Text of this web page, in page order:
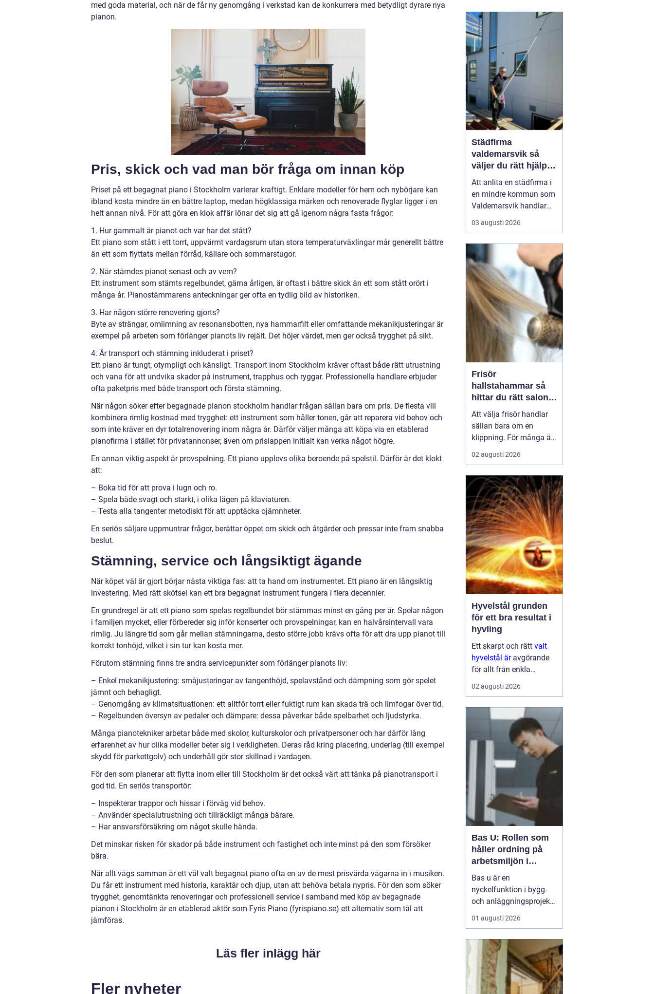
med goda material, och när de får ny genomgång i verkstad kan de konkurrera med betydligt dyrare nya
pianon.
Pris, skick och vad man bör fråga om innan köp
Priset på ett begagnat piano i Stockholm varierar kraftigt. Enklare modeller för hem och nybörjare kan
ibland kosta mindre än en bättre laptop, medan högklassiga märken och renoverade flyglar ligger i en
helt annan nivå. För att göra en klok affär lönar det sig att gå igenom några fasta frågor:
1. Hur gammalt är pianot och var har det stått?
Ett piano som stått i ett torrt, uppvärmt vardagsrum utan stora temperaturväxlingar mår generellt bättre
än ett som flyttats mellan förråd, källare och sommarstugor.
2. När stämdes pianot senast och av vem?
Ett instrument som stämts regelbundet, gärna årligen, är oftast i bättre skick än ett som stått orört i
många år. Pianostämmarens anteckningar ger ofta en tydlig bild av historiken.
3. Har någon större renovering gjorts?
Byte av strängar, omlimning av resonansbotten, nya hammarfilt eller omfattande mekanikjusteringar är
exempel på arbeten som förlänger pianots liv rejält. Det höjer värdet, men ger också trygghet på sikt.
4. Är transport och stämning inkluderat i priset?
Ett piano är tungt, otympligt och känsligt. Transport inom Stockholm kräver oftast både rätt utrustning
och vana för att undvika skador på instrument, trapphus och ryggar. Professionella handlare erbjuder
ofta paketpris med både transport och första stämning.
När någon söker efter begagnade pianon stockholm handlar frågan sällan bara om pris. De flesta vill
kombinera rimlig kostnad med trygghet: ett instrument som håller tonen, går att reparera vid behov och
som inte kräver en dyr totalrenovering inom några år. Därför väljer många att köpa via en etablerad
pianofirma i stället för privatannonser, även om prislappen initialt kan verka något högre.
En annan viktig aspekt är provspelning. Ett piano upplevs olika beroende på spelstil. Därför är det klokt
att:
– Boka tid för att prova i lugn och ro.
– Spela både svagt och starkt, i olika lägen på klaviaturen.
– Testa alla tangenter metodiskt för att upptäcka ojämnheter.
En seriös säljare uppmuntrar frågor, berättar öppet om skick och åtgärder och pressar inte fram snabba
beslut.
Stämning, service och långsiktigt ägande
När köpet väl är gjort börjar nästa viktiga fas: att ta hand om instrumentet. Ett piano är en långsiktig
investering. Med rätt skötsel kan ett bra begagnat instrument fungera i flera decennier.
En grundregel är att ett piano som spelas regelbundet bör stämmas minst en gång per år. Spelar någon
i familjen mycket, eller förbereder sig inför konserter och provspelningar, kan en halvårsintervall vara
rimlig. Ju längre tid som går mellan stämningarna, desto större jobb krävs ofta för att dra upp pianot till
korrekt tonhöjd, vilket i sin tur kan kosta mer.
Förutom stämning finns tre andra servicepunkter som förlänger pianots liv:
– Enkel mekanikjustering: småjusteringar av tangenthöjd, spelavstånd och dämpning som gör spelet
jämnt och behagligt.
– Genomgång av klimatsituationen: ett alltför torrt eller fuktigt rum kan skada trä och limfogar över tid.
– Regelbunden översyn av pedaler och dämpare: dessa påverkar både spelbarhet och ljudstyrka.
Många pianotekniker arbetar både med skolor, kulturskolor och privatpersoner och har därför lång
erfarenhet av hur olika modeller beter sig i verkligheten. Deras råd kring placering, underlag (till exempel
skydd för parkettgolv) och underhåll gör stor skillnad i vardagen.
För den som planerar att flytta inom eller till Stockholm är det också värt att tänka på pianotransport i
god tid. En seriös transportör:
– Inspekterar trappor och hissar i förväg vid behov.
– Använder specialutrustning och tillräckligt många bärare.
– Har ansvarsförsäkring om något skulle hända.
Det minskar risken för skador på både instrument och fastighet och inte minst på den som försöker
bära.
När allt vägs samman är ett väl valt begagnat piano ofta en av de mest prisvärda vägarna in i musiken.
Du får ett instrument med historia, karaktär och djup, utan att behöva betala nypris. För den som söker
trygghet, genomtänkta renoveringar och professionell service i samband med köp av begagnade
pianon i Stockholm är en etablerad aktör som Fyris Piano (fyrispiano.se) ett alternativ som tål att
jämföras.
Läs fler inlägg här
Fler nyheter
människor som vet vad
de gör. När ansvariga i
bygg- och
fastighetsbranschen får
rätt kunskap om
brandskydd minskar
risken för fel som ...
Städfirma
valdemarsvik så
väljer du rätt hjälp
för hem och företag
Att anlita en städfirma i
en mindre kommun som
Valdemarsvik handlar
om mer än bara rena
golv och dammfria
familjer och företag är
städningen en pusselbit
som avgör hur vardagen
fungerar. En bra
städpartner frigör tid,
skapar ro i hu...
03 augusti 2026
Frisör
hallstahammar så
hittar du rätt salong
för stil, kvalitet och
känsla
Att välja frisör handlar
sällan bara om en
klippning. För många är
besöket en paus i
vardagen, ett sätt att
ibland ett viktigt
förberedande steg inför
ett stort ögonblick i livet.
I en mindre ort som
Hallstahammar blir valet
a...
02 augusti 2026
Hyvelstål grunden
för ett bra resultat i
hyvling
Ett skarpt och rätt valt
hyvelstål äravgörande
för allt från enkla
hobbyprojekt i
verkstaden till
sågverk och hyvlerier.
Ytan på virket,
maskinens effektivitet
02 augusti 2026
Bas U: Rollen som
håller ordning på
arbetsmiljön i
byggprojekt
Bas u är en
nyckelfunktion i bygg-
och anläggningsprojekt,
med ansvar för att
arbetsmiljöarbetet
utförandet. Genom att
samordna entreprenörer,
hålla arbetsmiljöplanen
levande och s&aum...
01 augusti 2026